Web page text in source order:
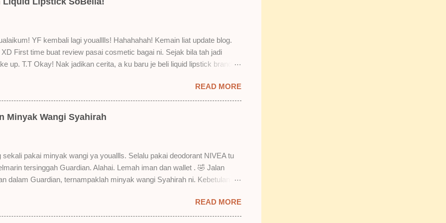
YF kembali lagi youalllls! Hahahahah! Kemain liat update blog.
XD First time buat review pasai cosmetic bagai ni. Sejak bila tah jadi
up. T.T Okay! Nak jadikan cerita, a ku baru je beli liquid lipstick brand
Setelah dicuba dengan pelbagai cara, aku jumpa beberapa sebab
suka liquid lipstick ni dan kenapa aku tak berapa suka juga. Tapi mostly
Yang part tak suka tu boleh adjust. Don't worry! Aku start dengan yang
lah ek! Pros 1) OMG! Ringan gila tekstur dia bila dah kering. Serious! 2)
Tapi tak tahu lah kalau dah minum bergelas-gelas dan makan
pinggan. 4) Senang nak cuci. Tak perl...
READ MORE
Minyak Wangi Syahirah
sekali pakai minyak wangi ya youallls. Selalu pakai deodorant NIVEA tu
tersinggah Guardian. Alahai. Lemah iman dan wallet . 🤣 Jalan
dalam Guardian, ternampaklah minyak wangi Syahirah ni. Kebetulan
tak pakai perfume , ambil lah satu yang warna keunguan ni dengan
tak tahu lah wangian dia tu tahan lama ke tak. Warna ungu ni
READ MORE